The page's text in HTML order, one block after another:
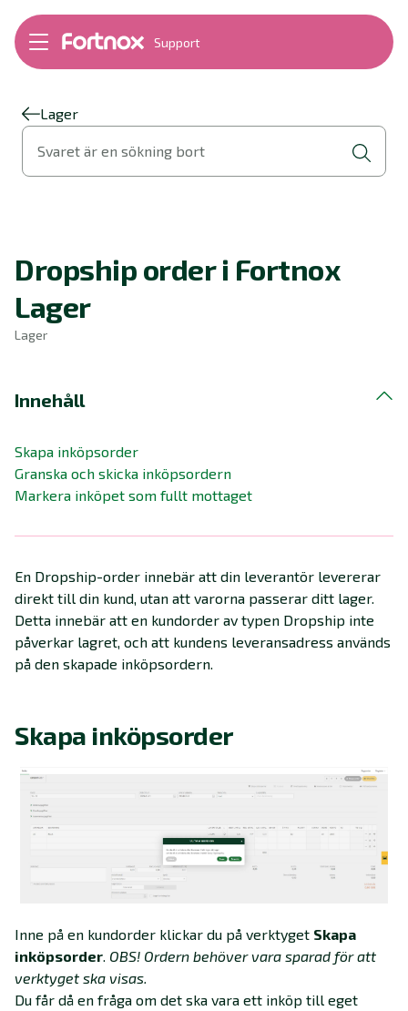
Support
Bokföring
Fakturering
Byt till Fortnox
Felsökning
Support Play
Nyheter
Ordlista
Lager
Svaret är en sökning bort
Dropship order i Fortnox
Lager
Lager
Innehåll
Skapa inköpsorder
Granska och skicka inköpsordern
Markera inköpet som fullt mottaget
En Dropship-order innebär att din leverantör levererar
direkt till din kund, utan att varorna passerar ditt lager.
Detta innebär att en kundorder av typen Dropship inte
påverkar lagret, och att kundens leveransadress används
på den skapade inköpsordern.
Skapa inköpsorder
Inne på en kundorder klickar du på verktyget Skapa
inköpsorder. OBS! Ordern behöver vara sparad för att
verktyget ska visas.
Du får då en fråga om det ska vara ett inköp till eget